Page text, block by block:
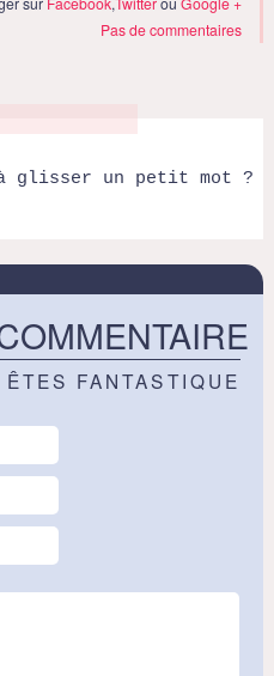
Pas de commentaires
glisser un petit mot ?
FANTASTIQUE